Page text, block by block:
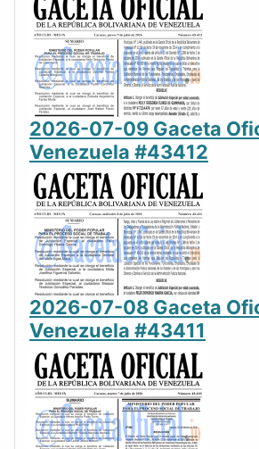
2026-07-09 Gaceta
Venezuela #43412
2026-07-08 Gaceta
Venezuela #43411